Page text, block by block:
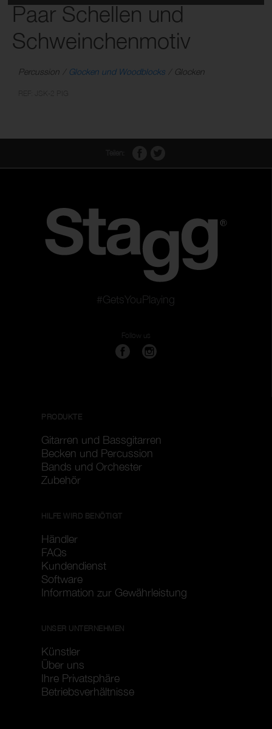
Paar Schellen und
Schweinchenmotiv
Percussion Glocken und Woodblocks Glocken
#GetsYouPlaying
Follow us
PRODUKTE
Gitarren und Bassgitarren
Becken und Percussion
Bands und Orchester
Zubehör
HILFE WIRD BENÖTIGT
Händler
FAQs
Kundendienst
Software
Information zur Gewährleistung
UNSER UNTERNEHMEN
Künstler
Über uns
Ihre Privatsphäre
Betriebsverhältnisse